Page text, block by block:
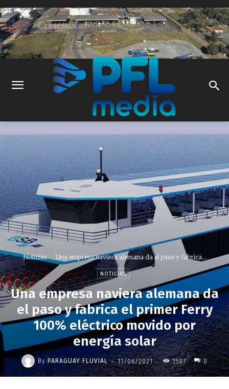
Noticias Una empresa naviera alemana da el paso y fabrica...
NOTICIAS
Una empresa naviera alemana da
el paso y fabrica el primer Ferry
100% eléctrico movido por
energía solar
By PARAGUAY FLUVIAL - 11/06/2021 1587 0